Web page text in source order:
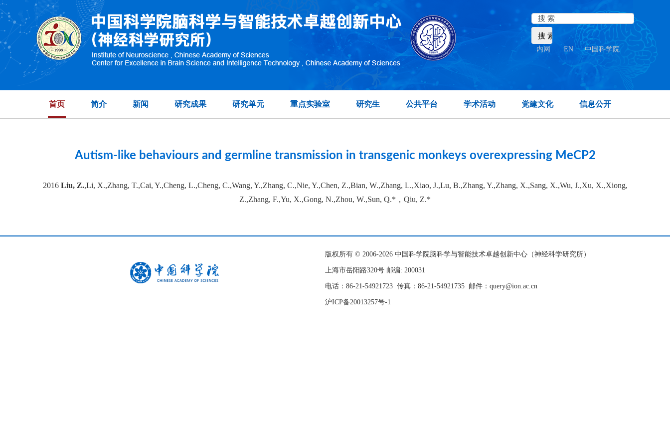
内网 EN | 中国科学院
首页 简介 新闻 研究成果 研究单元 重点实验室 研究生 公共平台 学术活动 党建文化 信息公开
High-dimensional topographic organization of visual features in the primate temporal lobe.
Autism-like behaviours and germline transmission in transgenic monkeys overexpressing MeCP2
2016 Liu, Z.,Li, X.,Zhang, T.,Cai, Y.,Cheng, L.,Cheng, C.,Wang, Y.,Zhang, C.,Nie, Y.,Chen, Z.,Bian, W.,Zhang, L.,Xiao, J.,Lu, B.,Zhang, Y.,Zhang, X.,Sang, X.,Wu, J.,Xu, X.,Xiong,
Z.,Zhang, F.,Yu, X.,Gong, N.,Zhou, W.,Sun, Q.*，Qiu, Z.*
版权所有 © 2006-2026 中国科学院脑科学与智能技术卓越创新中心（神经科学研究所）
上海市岳阳路320号 邮编: 200031
电话：86-21-54921723 传真：86-21-54921735 邮件：query@ion.ac.cn
沪ICP备20013257号-1